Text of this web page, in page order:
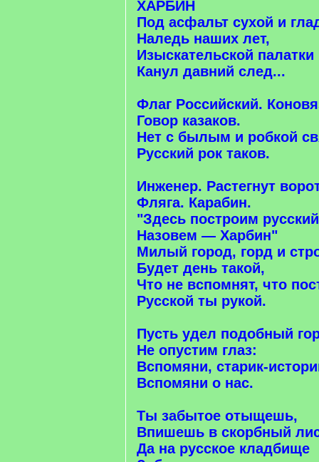
ХАРБИН
Под асфальт сухой и
Наледь наших лет,
Изыскательской палатки
Канул давний след...
Флаг Российский.
Говор казаков.
Нет с былым и робкой
Русский рок таков.
Инженер. Растегнут
Фляга. Карабин.
"Здесь построим
Назовем — Харбин"
Милый город, горд и
Будет день такой,
Что не вспомнят, что
Русской ты рукой.
Пусть удел подобный
Не опустим глаз:
Вспомяни, старик-
Вспомяни о нас.
Ты забытое отыщешь,
Впишешь в скорбный
Да на русское кладбище